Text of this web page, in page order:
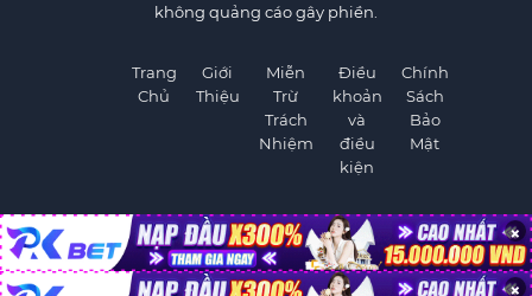
không quảng cáo gây phiền.
Trang
Chủ
Giới
Thiệu
Miễn
Trừ
Trách
Nhiệm
Điều
khoản
và
điều
kiện
Chính
Sách
Bảo
Mật
×
×